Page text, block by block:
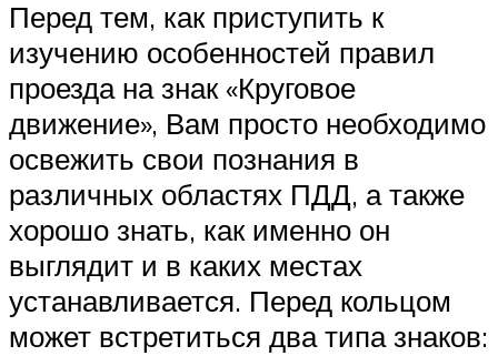
Перед тем, как приступить к
изучению особенностей правил
проезда на знак «Круговое
движение», Вам просто необходимо
освежить свои познания в
различных областях ПДД, а также
хорошо знать, как именно он
выглядит и в каких местах
устанавливается. Перед кольцом
может встретиться два типа знаков: